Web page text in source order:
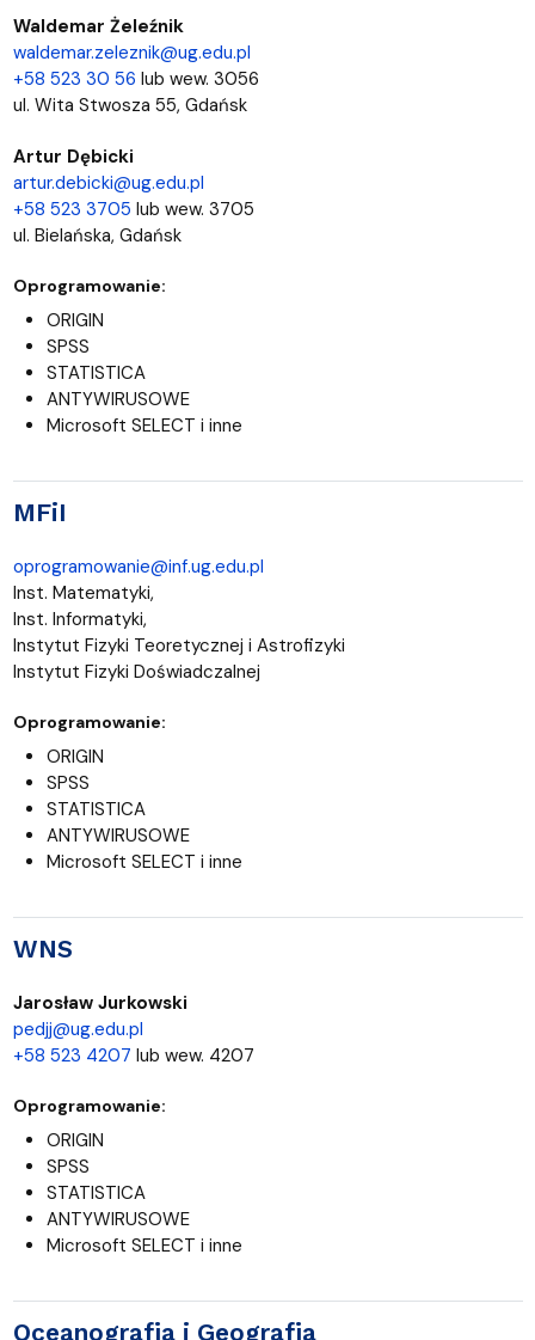
Waldemar Żeleźnik
waldemar.zeleznik@ug.edu.pl
+58 523 30 56 lub wew. 3056
ul. Wita Stwosza 55, Gdańsk
Artur Dębicki
artur.debicki@ug.edu.pl
+58 523 3705 lub wew. 3705
ul. Bielańska, Gdańsk
Oprogramowanie:
ORIGIN
SPSS
STATISTICA
ANTYWIRUSOWE
Microsoft SELECT i inne
MFiI
oprogramowanie@inf.ug.edu.pl
Inst. Matematyki,
Inst. Informatyki,
Instytut Fizyki Teoretycznej i Astrofizyki
Instytut Fizyki Doświadczalnej
Oprogramowanie:
ORIGIN
SPSS
STATISTICA
ANTYWIRUSOWE
Microsoft SELECT i inne
WNS
Jarosław Jurkowski
pedjj@ug.edu.pl
+58 523 4207 lub wew. 4207
Oprogramowanie:
ORIGIN
SPSS
STATISTICA
ANTYWIRUSOWE
Microsoft SELECT i inne
Oceanografia i Geografia